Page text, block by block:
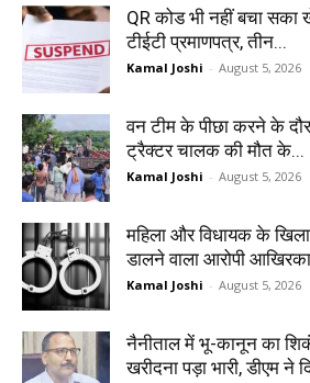
QR कोड भी नहीं बचा
टीईटी प्रमाणपत्र, तीन...
Kamal Joshi - August 5, 2026
वन टीम के पीछा करने के
ट्रैक्टर चालक की मौत के...
Kamal Joshi - August 5, 2026
महिला और विधायक के
डालने वाला आरोपी
Kamal Joshi - August 5, 2026
नैनीताल में भू-कानून का
खरीदना पड़ा भारी, डीएम ने